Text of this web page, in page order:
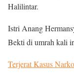
Halilintar.
Istri Anang
Bekti di umrah kali
Terjerat Kasus